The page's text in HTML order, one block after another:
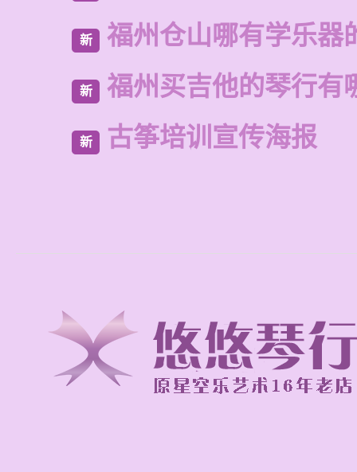
新 福州仓山哪有学乐器
新 福州买吉他的琴行有
新 古筝培训宣传海报